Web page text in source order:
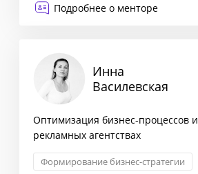
Подробнее о менторе
Инна
Василевская
Оптимизация бизнес-процессов
рекламных агентствах
Формирование бизнес-стратегии